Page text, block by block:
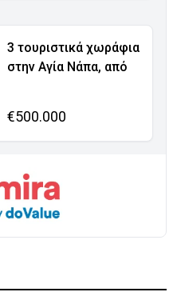
3 τουριστικά χωράφια
στην Αγία Νάπα, από
€500.000